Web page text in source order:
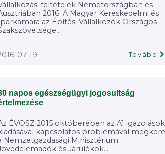
feltételek Németországban és
2016. A Magyar Kereskedelmi és
az Építési Vállalkozók Országos
07-19 Tovább
napos egészségügyi jogosultság
ÉVOSZ 2015 októberében az A1 igazolások
kapcsolatos problémával
Nemzetgazdasági Minisztérium
és Járulékok...